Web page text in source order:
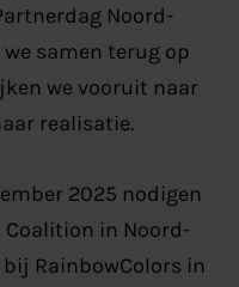
Noord-
samen terug op
we vooruit naar
realisatie.
2025 nodigen
Coalition in Noord-
RainbowColors in